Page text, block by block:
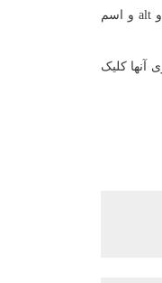
بگذارید و title و alt و اسم
آنها کلیک